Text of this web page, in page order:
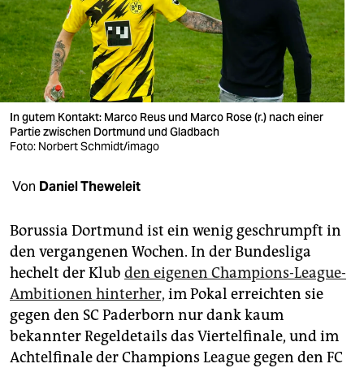
nord
wahrheit
verlag
verlag
shop
fragen & hilfe
unterstützen
abo
genossenschaft
epaper login
In gutem Kontakt: Marco Reus und Marco Rose (r.) nach einer
Partie zwischen Dortmund und Gladbach
Foto: Norbert Schmidt/imago
Von Daniel Theweleit
Borussia Dortmund ist ein wenig geschrumpft in
den vergangenen Wochen. In der Bundesliga
hechelt der Klub den eigenen Champions-League-
Ambitionen hinterher, im Pokal erreichten sie
gegen den SC Paderborn nur dank kaum
bekannter Regeldetails das Viertelfinale, und im
Achtelfinale der Champions League gegen den FC